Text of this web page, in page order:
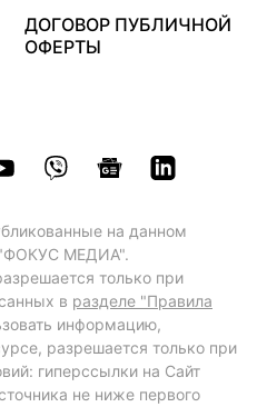
ДОГОВОР ПУБЛИЧНОЙ
ОФЕРТЫ
на данном
МЕДИА".
только при
в разделе "Правила
информацию,
разрешается только при
гиперссылки на Сайт
не ниже первого